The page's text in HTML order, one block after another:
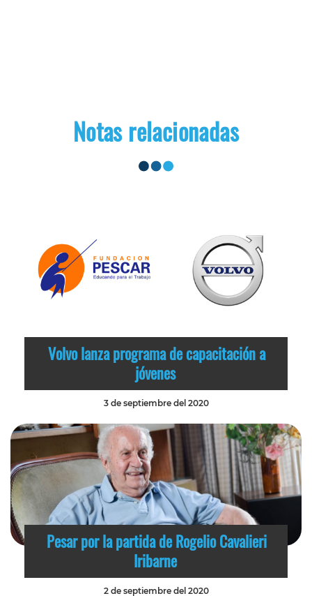
Notas relacionadas
Volvo lanza programa de capacitación a
jóvenes
3 de septiembre del 2020
Pesar por la partida de Rogelio Cavalieri
Iribarne
2 de septiembre del 2020